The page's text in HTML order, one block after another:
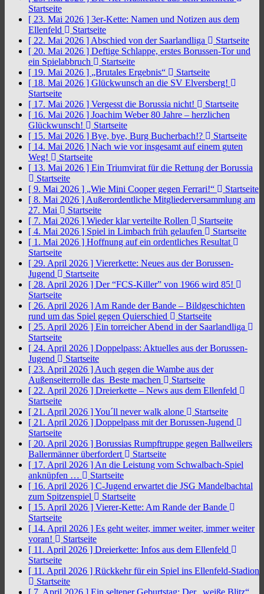
Startseite
[ 23. Mai 2026 ] 3er-Kette: Namen und Notizen aus dem
Ellenfeld
Startseite
[ 22. Mai 2026 ] Abschied von der Saarlandliga
Startseite
[ 20. Mai 2026 ] Deftige Schlappe, erstes Borussen-Tor und
ein Spielabbruch
Startseite
[ 19. Mai 2026 ] „Brutales Ergebnis“
Startseite
[ 18. Mai 2026 ] Glückwunsch an die SV Elversberg!
Startseite
[ 17. Mai 2026 ] Vergesst die Borussia nicht!
Startseite
[ 16. Mai 2026 ] Joachim Weber 80 Jahre – herzlichen
Glückwunsch!
Startseite
[ 15. Mai 2026 ] Bye, bye, Burg Bucherbach!?
Startseite
[ 14. Mai 2026 ] Nach wie vor insgesamt auf einem guten
Weg!
Startseite
[ 13. Mai 2026 ] Ein Triumvirat für die Rettung der Borussia
Startseite
[ 9. Mai 2026 ] „Wie Mini Cooper gegen Ferrari!“
Startseite
[ 8. Mai 2026 ] Außerordentliche Mitgliederversammlung am
27. Mai
Startseite
[ 7. Mai 2026 ] Wieder klar verteilte Rollen
Startseite
[ 4. Mai 2026 ] Spiel in Limbach früh gelaufen
Startseite
[ 1. Mai 2026 ] Hoffnung auf ein ordentliches Resultat
Startseite
[ 29. April 2026 ] Viererkette: Neues aus der Borussen-
Jugend
Startseite
[ 28. April 2026 ] Der “FCS-Killer” von 1966 wird 85!
Startseite
[ 26. April 2026 ] Am Rande der Bande – Bildgeschichten
rund um das Spiel gegen Quierschied
Startseite
[ 25. April 2026 ] Ein torreicher Abend in der Saarlandliga
Startseite
[ 24. April 2026 ] Doppelpass: Aktuelles aus der Borussen-
Jugend
Startseite
[ 23. April 2026 ] Auch gegen die Wambe aus der
Außenseiterrolle das Beste machen
Startseite
[ 22. April 2026 ] Dreierkette – News aus dem Ellenfeld
Startseite
[ 21. April 2026 ]You´ll never walk alone
Startseite
[ 21. April 2026 ] Doppelpass mit der Borussen-Jugend
Startseite
[ 20. April 2026 ] Borussias Rumpftruppe gegen Ballweilers
Ballermänner überfordert
Startseite
[ 17. April 2026 ] An die Leistung vom Schwalbach-Spiel
anknüpfen …
Startseite
[ 16. April 2026 ] C-Jugend erwartet die JSG Mandelbachtal
zum Spitzenspiel
Startseite
[ 15. April 2026 ] Vierer-Kette: Am Rande der Bande
Startseite
[ 14. April 2026 ] Es geht weiter, immer weiter, immer weiter
voran!
Startseite
[ 11. April 2026 ] Dreierkette: Infos aus dem Ellenfeld
Startseite
[ 11. April 2026 ] Rückkehr für ein Spiel ins Ellenfeld-Stadion
Startseite
[ 7. April 2026 ] Ein seltener Geburtstag: Der „weiße Blitz“